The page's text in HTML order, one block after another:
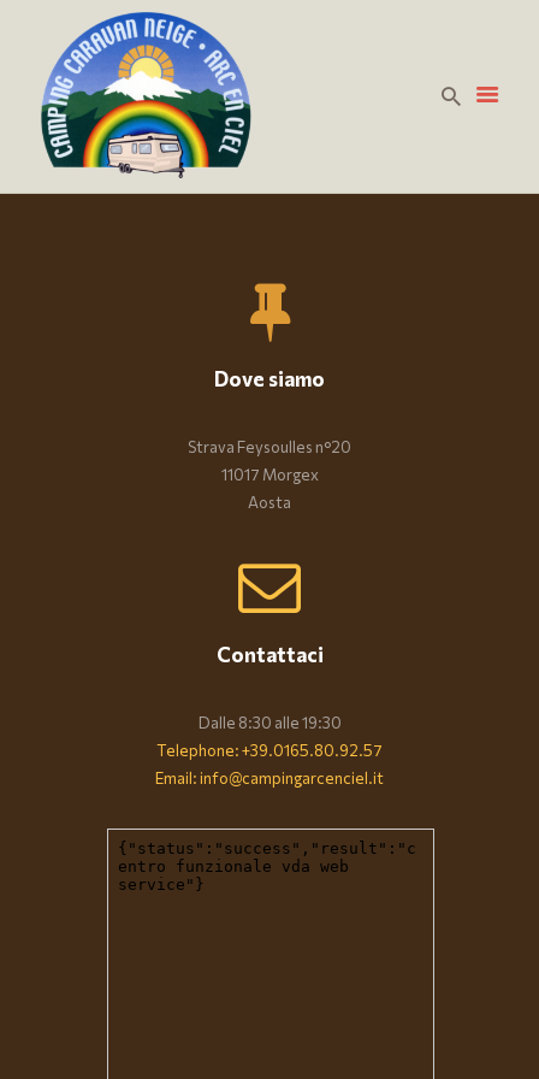
HOME
DOVE SIAMO
CONTATTACIDove siamo
Strava Feysoulles n°20
11017 Morgex
Aosta
Contattaci
Dalle 8:30 alle 19:30
Telephone: +39.0165.80.92.57
Email: info@campingarcenciel.it